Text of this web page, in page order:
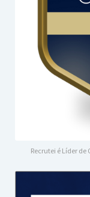
Recrutei é Líder de